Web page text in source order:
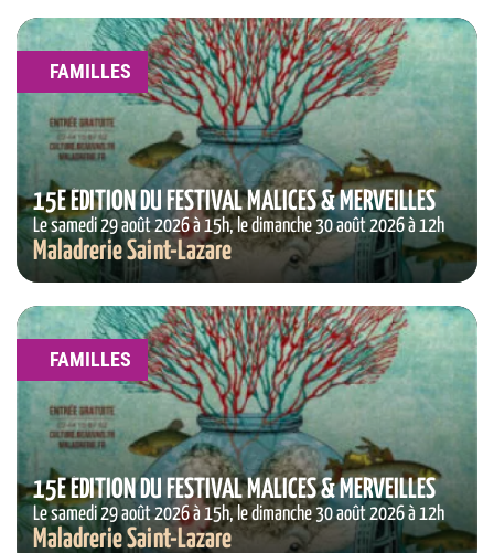
FAMILLES
15E ÉDITION DU FESTIVAL MALICES & MERVEILLES
Le samedi 29 août 2026 à 15h, le dimanche 30 août 2026 à 12h
Maladrerie Saint-Lazare
FAMILLES
15E ÉDITION DU FESTIVAL MALICES & MERVEILLES
Le samedi 29 août 2026 à 15h, le dimanche 30 août 2026 à 12h
Maladrerie Saint-Lazare